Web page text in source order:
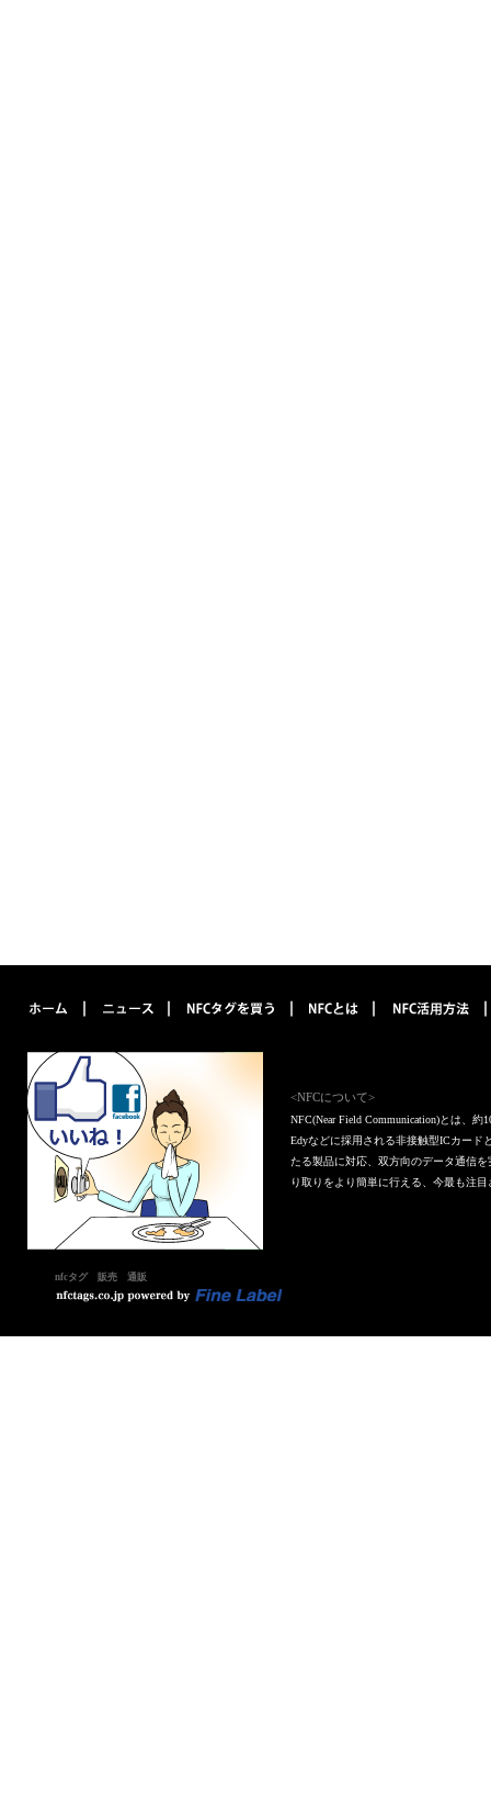
<NFCについて>
NFC(Near Field Communication)とは、
Edyなどに採用される非接触型ICカード
たる製品に対応、双方向のデータ通信
り取りをより簡単に行える、今最も注
nfcタグ 販売 通販